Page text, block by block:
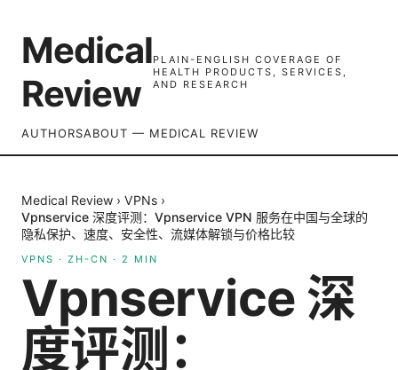
Medical
Review
PLAIN-ENGLISH COVERAGE OF
HEALTH PRODUCTS, SERVICES,
AND RESEARCH
AUTHORSABOUT — MEDICAL REVIEW
Medical Review › VPNs ›
Vpnservice 深度评测：Vpnservice VPN 服务在中国与全球的
隐私保护、速度、安全性、流媒体解锁与价格比较
VPNS · ZH-CN · 2 MIN
Vpnservice 深
度评测：